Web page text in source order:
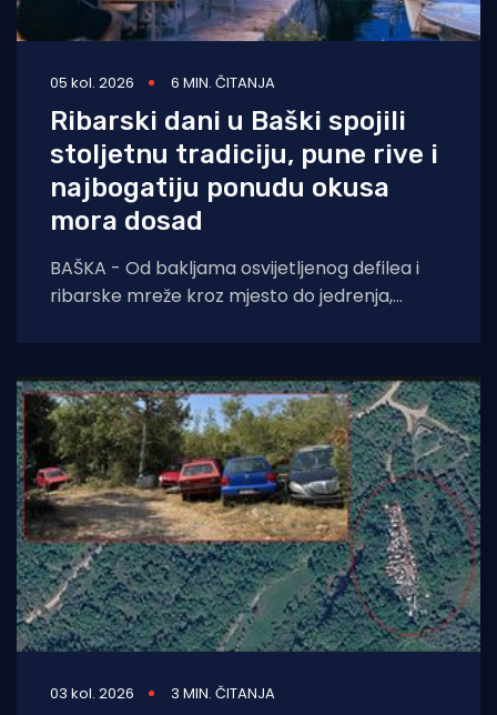
05 kol. 2026 6 MIN. ČITANJA
Ribarski dani u Baški spojili
stoljetnu tradiciju, pune rive i
najbogatiju ponudu okusa
mora dosad
BAŠKA - Od bakljama osvijetljenog defilea i
ribarske mreže kroz mjesto do jedrenja,
03 kol. 2026 3 MIN. ČITANJA